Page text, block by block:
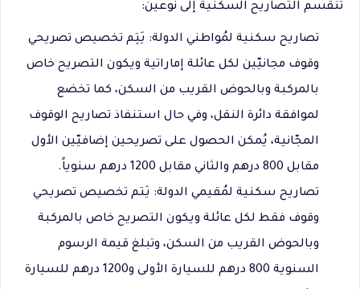
تنقسم التصاريح السكنية إلى نوعين:
تصاريح سكنية لمُواطني الدولة: يَتِم تخصيص تصريحي
وقوف مجانيّين لكل عائلة إماراتية ويكون التصريح خاص
بالمركبة وبالحوض القريب من السكن، كما تخضع
لموافقة دائرة النقل، وفي حال استنفاذ تصاريح الوقوف
المجّانية، يُمكن الحصول على تصريحين إضافيّين الأول
مقابل 800 درهم والثاني مقابل 1200 درهم سنوياً.
تصاريح سكنية لمُقيمي الدولة: يَتم تخصيص تصريحي
وقوف فقط لكل عائلة ويكون التصريح خاص بالمركبة
وبالحوض القريب من السكن، وتبلغ قيمة الرسوم
السنوية 800 درهم للسيارة الأولى و1200 درهم للسيارة